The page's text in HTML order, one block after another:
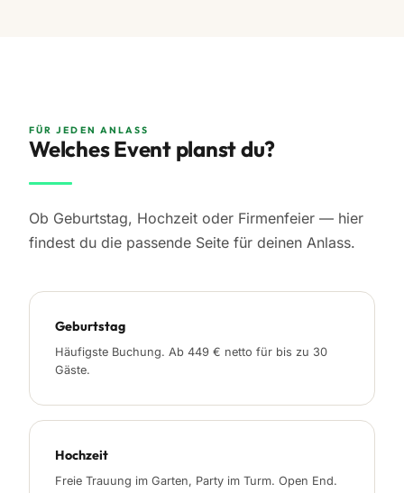
FÜR JEDEN ANLASS
Welches Event planst du?
Ob Geburtstag, Hochzeit oder Firmenfeier — hier
findest du die passende Seite für deinen Anlass.
Geburtstag
Häufigste Buchung. Ab 449 € netto für bis zu 30
Gäste.
Hochzeit
Freie Trauung im Garten, Party im Turm. Open End.